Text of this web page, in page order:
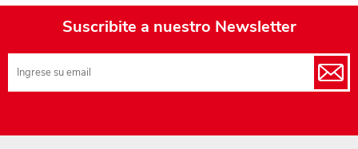
Suscribite a nuestro Newsletter